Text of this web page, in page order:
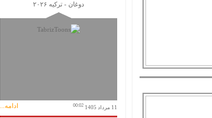
دوغان - ترکیه ۲۰۲۶
11 مرداد 1405 00:02 ادامه...